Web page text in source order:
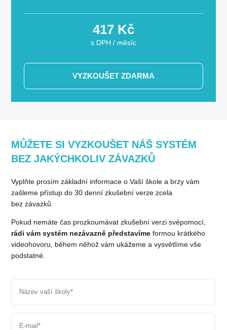
417 Kč
s DPH / měsíc
VYZKOUŠET ZDARMA
MŮŽETE SI VYZKOUŠET NÁŠ SYSTÉM
BEZ JAKÝCHKOLIV ZÁVAZKŮ
Vyplňte prosím základní informace o Vaší škole a brzy vám
zašleme přístup do 30 denní zkušební verze zcela
bez závazků.
Pokud nemáte čas prozkoumávat zkušební verzi svépomocí,
rádi vám systém nezávazně představímeformou krátkého
videohovoru, během něhož vám ukážeme a vysvětlíme vše
podstatné.
Název vaší školy*
E-mail*